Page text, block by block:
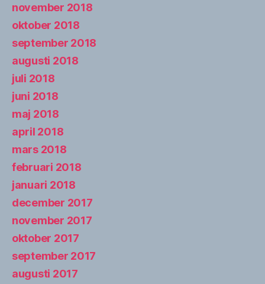
november 2018
oktober 2018
september 2018
augusti 2018
juli 2018
juni 2018
maj 2018
april 2018
mars 2018
februari 2018
januari 2018
december 2017
november 2017
oktober 2017
september 2017
augusti 2017